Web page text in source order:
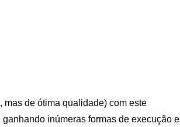
mas de ótima qualidade) com este
inúmeras formas de execução e